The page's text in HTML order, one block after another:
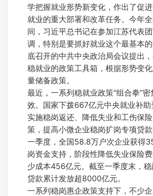
学把握就业形势新变化，作出了促
就业的重大部署和改革任务。今年
间，习近平总书记在参加江苏代表
调，特别是要抓好就业这个最基本
底召开的中共中央政治局会议提出
稳就业的政策工具箱，根据形势变
量储备政策。
最近，一系列稳就业政策“组合拳”密
效。国家下拨667亿元中央就业补
实施稳岗返还、降低失业和工伤保
策，提高小微企业稳岗扩岗专项贷款
一季度，全国58.8万户次企业获得
岗资金支持，阶段性降低失业保险
少成本456亿元。截至一季度末，
贷款累计发放超8000亿元。
一系列稳岗惠企政策支持下，不少